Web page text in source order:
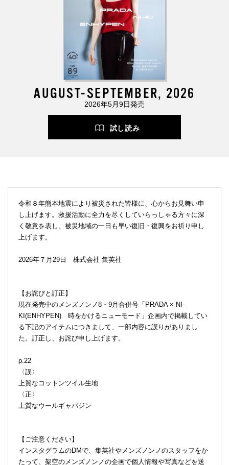
AUGUST-SEPTEMBER, 2026
2026年5月9日発売
試し読み
令和８年熊本地震により被災された皆様に、心からお見舞い申
し上げます。救援活動に全力を尽くしていらっしゃる方々に深
く敬意を表し、被災地域の一日も早い復旧・復興をお祈り申し
上げます。
2026年７月29日 株式会社 集英社
【お詫びと訂正】
現在発売中のメンズノンノ8・9月合併号「PRADA × NI-
KI(ENHYPEN) 時をかけるニューモード」企画内で掲載してい
る下記のアイテムにつきまして、一部内容に誤りがありまし
た。訂正し、お詫び申し上げます。
p.22
〈誤〉
上質なコットンツイル生地
〈正〉
上質なウールギャバジン
【ご注意ください】
インスタグラムのDMで、集英社やメンズノンノのスタッフをか
たって、架空のメンズノンノの企画で個人情報や写真などを送